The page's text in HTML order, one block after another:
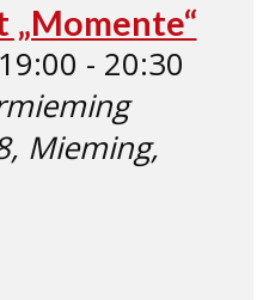
- 20:30
Mieming,